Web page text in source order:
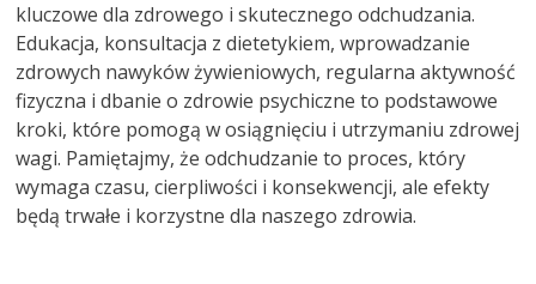
kluczowe dla zdrowego i skutecznego odchudzania.
Edukacja, konsultacja z dietetykiem, wprowadzanie
zdrowych nawyków żywieniowych, regularna aktywność
fizyczna i dbanie o zdrowie psychiczne to podstawowe
kroki, które pomogą w osiągnięciu i utrzymaniu zdrowej
wagi. Pamiętajmy, że odchudzanie to proces, który
wymaga czasu, cierpliwości i konsekwencji, ale efekty
będą trwałe i korzystne dla naszego zdrowia.